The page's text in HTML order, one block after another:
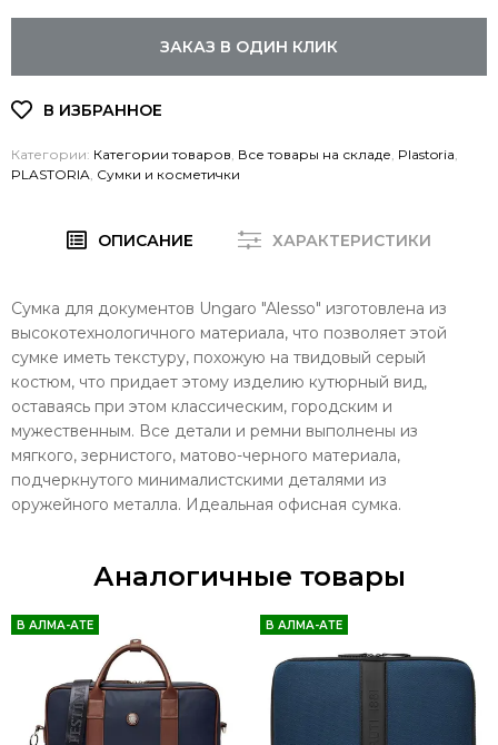
ЗАКАЗ В ОДИН КЛИК
Категории: Категории товаров Все товары на складе Plastoria
PLASTORIA Сумки и косметички
ОПИСАНИЕ ХАРАКТЕРИСТИКИ
Сумка для документов Ungaro "Alesso" изготовлена ​​из
высокотехнологичного материала, что позволяет этой
сумке иметь текстуру, похожую на твидовый серый
костюм, что придает этому изделию кутюрный вид,
оставаясь при этом классическим, городским и
мужественным. Все детали и ремни выполнены из
мягкого, зернистого, матово-черного материала,
подчеркнутого минималистскими деталями из
оружейного металла. Идеальная офисная сумка.
Аналогичные товары
В АЛМА-АТЕ В АЛМА-АТЕ